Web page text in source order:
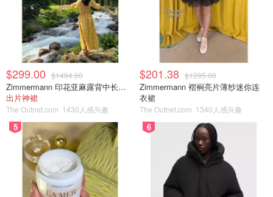
$299.00 $1494.00
Zimmermann 印花亚麻露背中长连衣裙
出片神裙
The Outnet.com 1430人感兴趣
$201.38 $1295.00
Zimmermann 褶裥亮片薄纱迷你连
衣裙
The Outnet.com 1340人感兴趣
5 6